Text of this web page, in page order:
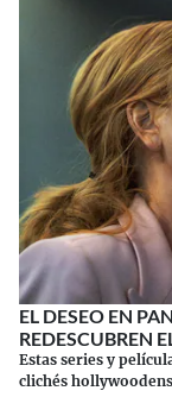
EL DESEO EN
REDESCUBREN
Estas series y
clichés